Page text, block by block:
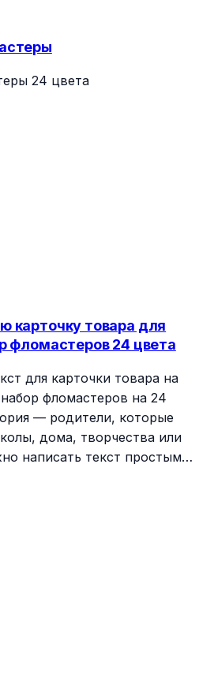
24 цвета
карточку товара для
фломастеров 24 цвета
для карточки товара на
фломастеров на 24
— родители, которые
дома, творчества или
написать текст простым…